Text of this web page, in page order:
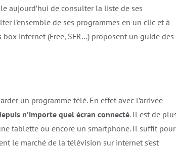
aujourd’hui de consulter la liste de ses
l’ensemble de ses programmes en un clic et à
internet (Free, SFR…) proposent un guide des
un programme télé. En effet avec l’arrivée
n’importe quel écran connecté. Il est de
tablette ou encore un smartphone. Il suffit pour
le marché de la télévision sur internet s’est